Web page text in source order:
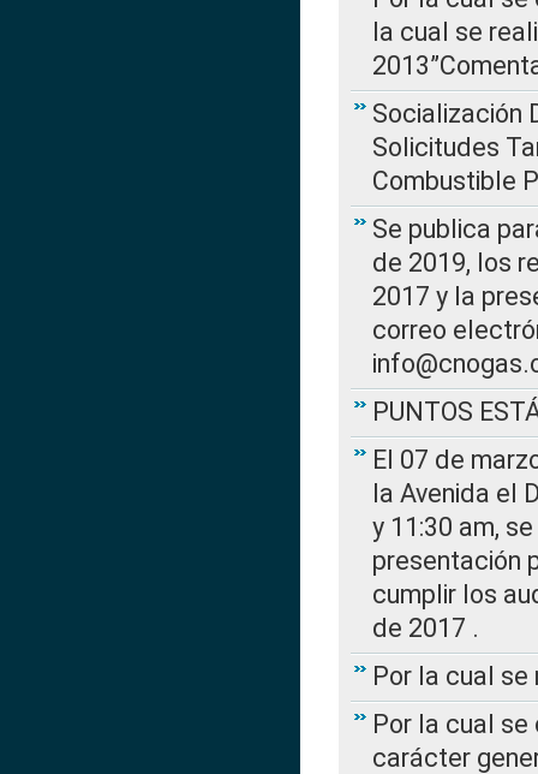
la cual se
Socialización
Solicitudes
Combustible
Se publica
de 2019, los
2017 y la
correo
PUNTOS
El 07 de
la Avenida el
y 11:30 am,
presentación
cumplir los
de 2017 .
Por la cual se
Por la cual
carácter